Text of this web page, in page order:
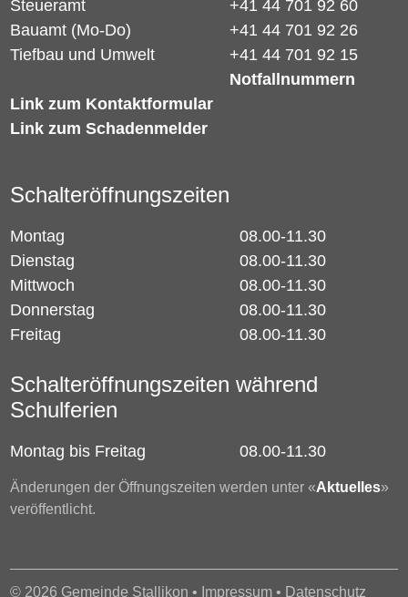
Steueramt
+41 44 701 92 60
Bauamt (Mo-Do)
+41 44 701 92 26
Tiefbau und Umwelt
Link zum Kontaktformular
Link zum Schadenmelder
+41 44 701 92 15
Notfallnummern
Schalteröffnungszeiten
Montag
08.00-11.30
Dienstag
08.00-11.30
Mittwoch
08.00-11.30
Donnerstag
08.00-11.30
Freitag
08.00-11.30
Schalteröffnungszeiten während
Schulferien
Montag bis Freitag 08.00-11.30
Änderungen der Öffnungszeiten werden unter «Aktuelles»
veröffentlicht.
© 2026 Gemeinde Stallikon • Impressum • Datenschutz